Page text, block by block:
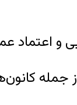
جمله